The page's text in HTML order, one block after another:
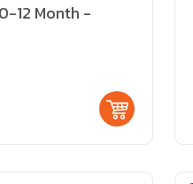
12 Month -